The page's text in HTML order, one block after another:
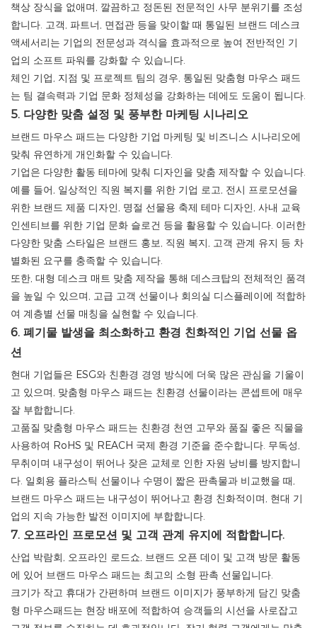
책상 장식을 없애며, 깔끔하고 정돈된 전문적인 사무 분위기를 조성
합니다. 고객, 파트너, 면접관 등을 맞이할 때 통일된 브랜드 데스크
액세서리는 기업의 전문성과 격식을 효과적으로 높여 전반적인 기
업의 소프트 파워를 강화할 수 있습니다.
체인 기업, 지점 및 프로젝트 팀의 경우, 통일된 맞춤형 마우스 패드
는 팀 결속력과 기업 문화 정체성을 강화하는 데에도 도움이 됩니다.
5. 다양한 맞춤 설정 및 풍부한 마케팅 시나리오
브랜드 마우스 패드는 다양한 기업 마케팅 및 비즈니스 시나리오에
맞춰 유연하게 개인화할 수 있습니다.
기업은 다양한 활동 테마에 맞춰 디자인을 맞춤 제작할 수 있습니다.
예를 들어, 일상적인 직원 복지를 위한 기업 로고, 전시 프로모션을
위한 브랜드 제품 디자인, 명절 선물용 축제 테마 디자인, 사내 교육
인센티브를 위한 기업 문화 슬로건 등을 활용할 수 있습니다. 이러한
다양한 맞춤 스타일은 브랜드 홍보, 직원 복지, 고객 관계 유지 등 차
별화된 요구를 충족할 수 있습니다.
또한, 대형 데스크 매트 맞춤 제작을 통해 데스크탑의 전체적인 품격
을 높일 수 있으며, 고급 고객 선물이나 회의실 디스플레이에 적합하
여 계층별 선물 매칭을 실현할 수 있습니다.
6. 폐기물 발생을 최소화하고 환경 친화적인 기업 선물 옵
션
현대 기업들은 ESG와 친환경 경영 방식에 더욱 많은 관심을 기울이
고 있으며, 맞춤형 마우스 패드는 친환경 선물이라는 콘셉트에 매우
잘 부합합니다.
고품질 맞춤형 마우스 패드는 친환경 천연 고무와 품질 좋은 직물을
사용하여 RoHS 및 REACH 국제 환경 기준을 준수합니다. 무독성,
무취이며 내구성이 뛰어나 잦은 교체로 인한 자원 낭비를 방지합니
다. 일회용 플라스틱 선물이나 수명이 짧은 판촉물과 비교했을 때,
브랜드 마우스 패드는 내구성이 뛰어나고 환경 친화적이며, 현대 기
업의 지속 가능한 발전 이미지에 부합합니다.
7. 오프라인 프로모션 및 고객 관계 유지에 적합합니다.
산업 박람회, 오프라인 로드쇼, 브랜드 오픈 데이 및 고객 방문 활동
에 있어 브랜드 마우스 패드는 최고의 소형 판촉 선물입니다.
크기가 작고 휴대가 간편하며 브랜드 이미지가 풍부하게 담긴 맞춤
형 마우스패드는 현장 배포에 적합하여 승객들의 시선을 사로잡고